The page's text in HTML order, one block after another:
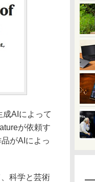
AIによって
が依頼す
がAIによっ
科学と芸術